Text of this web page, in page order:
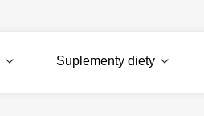
Suplementy diety